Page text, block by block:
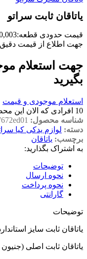
یاتاقان ثابت سراتو
قیمت حدودی قطعه:
جهت اطلاع از قیمت دقیق
جهت استعلام
بگیرید
استعلام موجودی و قیمت
10 افرادی که الان این
شناسه محصول:
دسته: لوازم یدکی کیا
برچسب: یاتاقان
به اشتراک بگذارید:
توضیحات
نحوه ارسال
نحوه پرداخت
گارانتی
توضیحات
یاتاقان ثابت سایز
یاتاقان ثابت اصلی